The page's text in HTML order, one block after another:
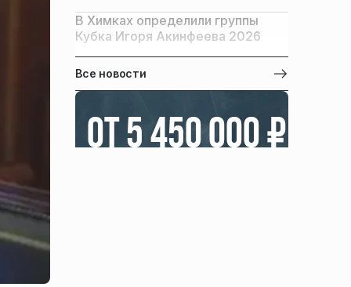
В Химках определили группы
Кубка Игоря Акинфеева 2026
Все новости